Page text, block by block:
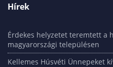
Hírek
Érdekes helyzetet teremtett a
magyarországi településen
Kellemes Húsvéti Ünnepeket